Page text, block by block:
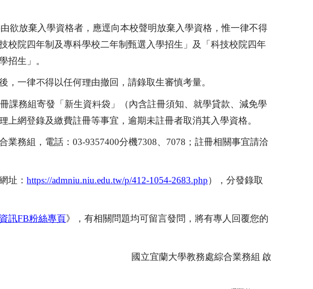
欲放棄入學資格者，應逕向本校聲明放棄入學資格，惟一律不得
校院四年制及專科學校二年制甄選入學招生」及「科技校院四年
招生」 。
一律不得以任何理由撤回，請錄取生審慎考量。
課務組寄發 「新生資料袋 」
（內含註冊須知、就學貸款、減免學
上網登錄及繳費註冊等事宜，逾期未註冊者取消其入學資格。
業務組，電話： 03-9357400分機7308、 7078 ；註冊相關事宜請洽
址： https://admniu.niu.edu.tw/p/412-1054-2683.php），分發錄取
訊FB粉絲專頁》，有相關問題均可留言發問，將有專人回覆您的
國立宜蘭大學教務處綜合業務組 啟